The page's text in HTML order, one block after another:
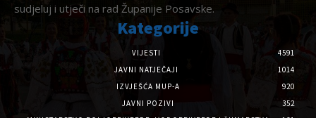
sudjeluj i utječi na rad Županije Posavske.
Kategorije
VIJESTI
4591
JAVNI NATJEČAJI
1014
IZVJEŠĆA MUP-A
920
JAVNI POZIVI
352